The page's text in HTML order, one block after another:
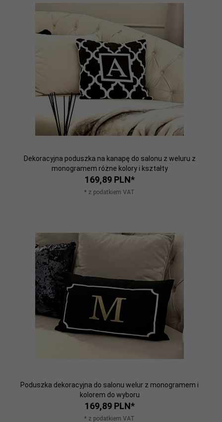
Dekoracyjna poduszka na kanapę do salonu z weluru z
monogramem różne kolory i kształty
169,89 PLN*
* z podatkiem VAT
Poduszka dekoracyjna do salonu welur z monogramem i
kolorem do wyboru
169,89 PLN*
* z podatkiem VAT